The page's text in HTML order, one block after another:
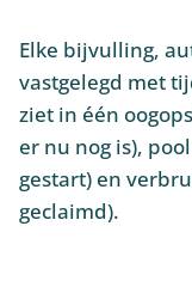
Elke bijvulling,
vastgelegd met
ziet in één
er nu nog is),
gestart) en
geclaimd).